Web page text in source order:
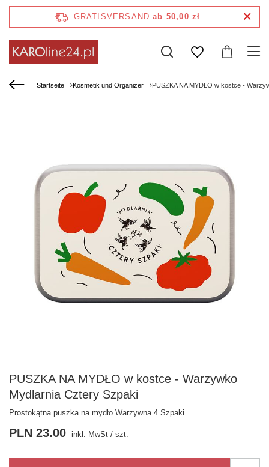
GRATISVERSAND ab 50,00 zł
Startseite Kosmetik und Organizer PUSZKA NA MYDŁO w kostce -
PUSZKA NA MYDŁO w kostce - Warzywko
Mydlarnia Cztery Szpaki
Prostokątna puszka na mydło Warzywna 4 Szpaki
PLN 23.00 inkl. MwSt / szt.